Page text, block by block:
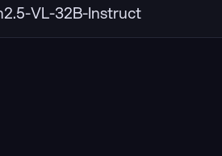
VL-32B-Instruct